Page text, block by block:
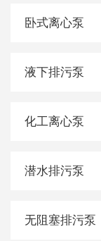
卧式离心泵
液下排污泵
化工离心泵
潜水排污泵
无阻塞排污泵